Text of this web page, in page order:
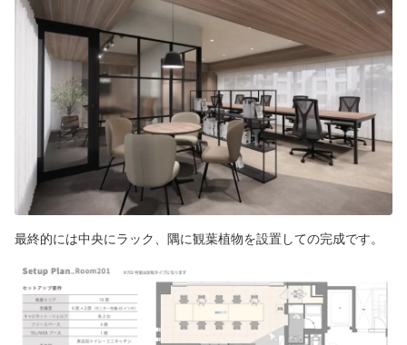
最終的には中央にラック、隅に観葉植物を設置しての完成です。